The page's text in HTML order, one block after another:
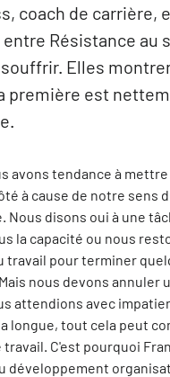
coach de carrière,
Résistance au
Elles
première est
avons tendance à
à cause de notre sens
Nous disons oui à une
la capacité ou nous
travail pour terminer
nous devons annuler
attendions avec
longue, tout cela peut
travail. C'est pourquoi
développement